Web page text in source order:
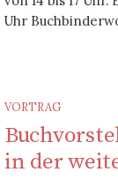
Uhr
VORTRAG
in der